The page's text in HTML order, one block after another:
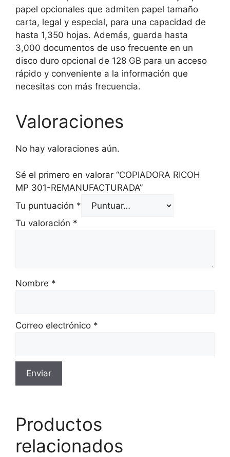
papel opcionales que admiten papel tamaño
carta, legal y especial, para una capacidad de
hasta 1,350 hojas. Además, guarda hasta
3,000 documentos de uso frecuente en un
disco duro opcional de 128 GB para un acceso
rápido y conveniente a la información que
necesitas con más frecuencia.
Valoraciones
No hay valoraciones aún.
Sé el primero en valorar “COPIADORA RICOH
MP 301-REMANUFACTURADA”
Tu puntuación *
Tu valoración *
Nombre *
Correo electrónico *
Productos
relacionados